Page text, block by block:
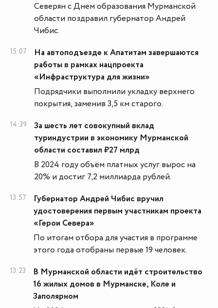
Северян с Днем образования Мурманской
области поздравил губернатор Андрей
Чибис.
15:07
На автоподъезде к Апатитам завершаются
работы в рамках нацпроекта
«Инфраструктура для жизни»
Подрядчики выполнили укладку верхнего
покрытия, заменив 3,5 км старого.
14:39
За шесть лет совокупный вклад
туриндустрии в экономику Мурманской
области составил ₽27 млрд
В 2024 году объём платных услуг вырос на
20% и достиг 7,2 миллиарда рублей.
13:57
Губернатор Андрей Чибис вручил
удостоверения первым участникам проекта
«Герои Севера»
По итогам отбора для участия в программе
этого года отобраны первые 19 человек.
13:23
В Мурманской области идёт строительство
16 жилых домов в Мурманске, Коле и
Заполярном